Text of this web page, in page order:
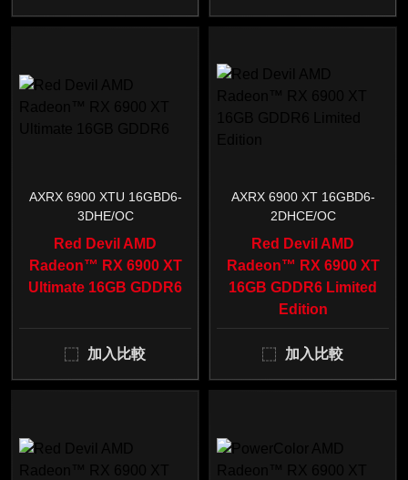
AXRX 6900 XTU 16GBD6-
3DHE/OC
Red Devil AMD
Radeon™ RX 6900 XT
Ultimate 16GB GDDR6
加入比較
AXRX 6900 XT 16GBD6-
2DHCE/OC
Red Devil AMD
Radeon™ RX 6900 XT
16GB GDDR6 Limited
Edition
加入比較